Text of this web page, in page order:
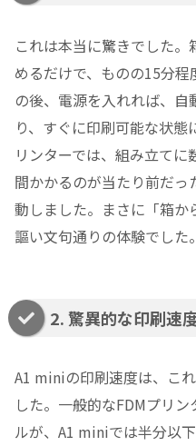
これは本当に驚きでした
めるだけで、ものの15分
の後、電源を入れれば、
り、すぐに印刷可能な状
リンターでは、組み立て
間かかるのが当たり前だ
動しました。まさに「箱か
謳い文句通りの体験でした。
2. 驚異的な印刷速
A1 miniの印刷速度は、こ
した。一般的なFDMプリ
ルが、A1 miniでは半分以